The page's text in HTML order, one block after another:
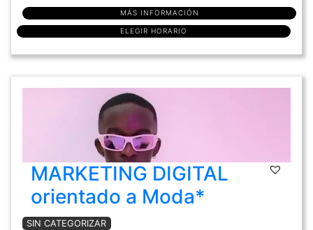
MÁS INFORMACIÓN
ELEGIR HORARIO
MARKETING DIGITAL
orientado a Moda*
SIN CATEGORIZAR